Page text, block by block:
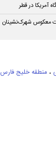
آمریکا در قطر
معکوس شهرک‌نشینان
، منطقه خلیج فارس